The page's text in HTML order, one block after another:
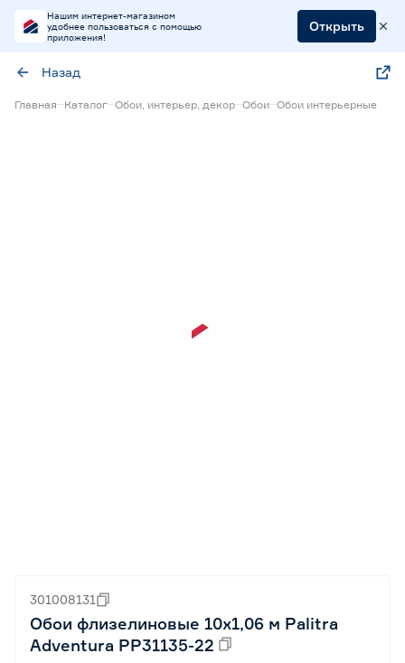
Нашим интернет-магазином
удобнее пользоваться с помощью
приложения!
Открыть
Назад
Главная Каталог Обои, интерьер, декор Обои Обои интерьерные
301008131
Обои флизелиновые 10х1,06 м Palitra
Adventura PP31135-22